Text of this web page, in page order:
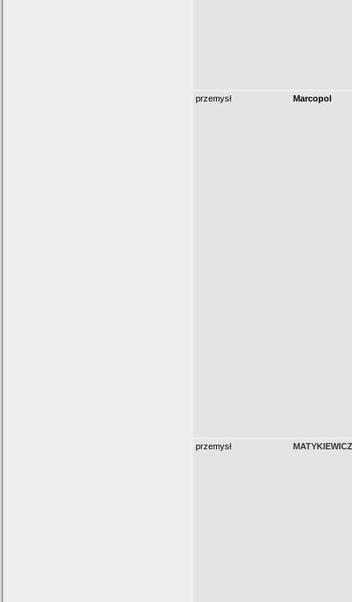
przemysł Marcopol
przemysł